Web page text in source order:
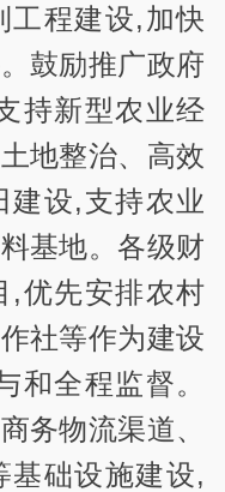
工程建设,加快
鼓励推广政府
持新型农业经
地整治、高效
建设,支持农业
基地。各级财
,优先安排农村
社等作为建设
和全程监督。
务物流渠道、
基础设施建设,